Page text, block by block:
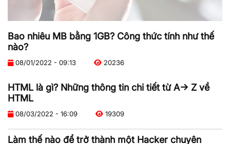
Bao nhiêu MB bằng 1GB? Công thức tính như thế
nào?
08/01/2022 - 09:13 20236
HTML là gì? Những thông tin chi tiết từ A-> Z về
HTML
08/03/2022 - 16:09 19309
Làm thế nào để trở thành một Hacker chuyên